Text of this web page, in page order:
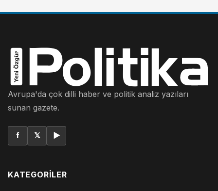
Avrupa'da çok dilli haber ve politik analiz yazıları
sunan gazete.
f 𝕏 ▶
KATEGORILER